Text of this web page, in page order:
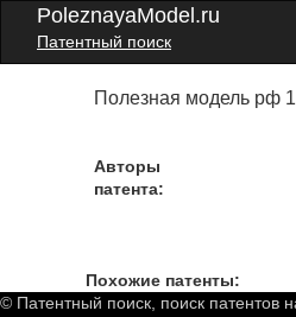
PoleznayaModel.ru
Патентный поиск
Полезная модель рф
Авторы
патента:
Похожие патенты:
© Патентный поиск, поиск патентов